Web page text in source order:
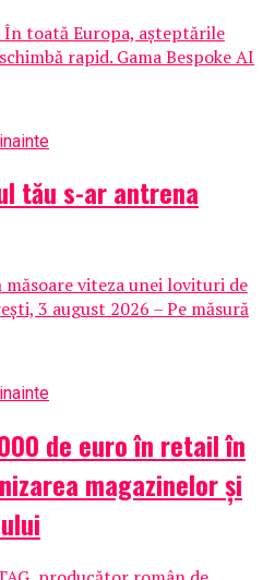
În toată Europa, așteptările
rapid. Gama Bespoke AI
tău s-ar antrena
viteza unei lovituri de
3 august 2026 – Pe măsură
de euro în retail în
magazinelor și